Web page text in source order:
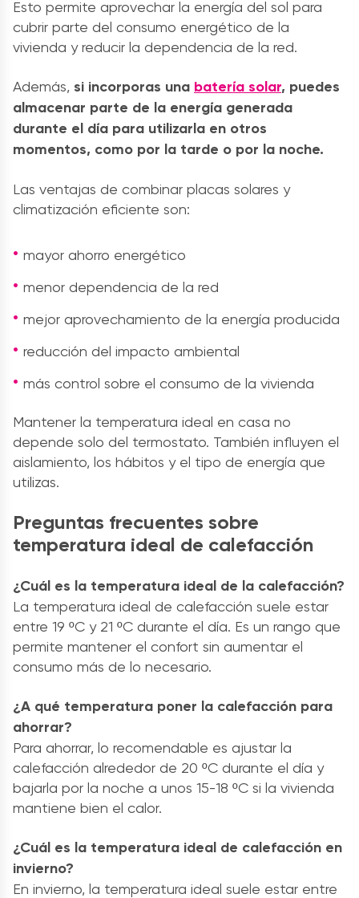
Esto permite aprovechar la energía del sol para
cubrir parte del consumo energético de la
vivienda y reducir la dependencia de la red.
Además, si incorporas una batería solar, puedes
almacenar parte de la energía generada
durante el día para utilizarla en otros
momentos, como por la tarde o por la noche.
Las ventajas de combinar placas solares y
climatización eficiente son:
mayor ahorro energético
menor dependencia de la red
mejor aprovechamiento de la energía producida
reducción del impacto ambiental
más control sobre el consumo de la vivienda
Mantener la temperatura ideal en casa no
depende solo del termostato. También influyen el
aislamiento, los hábitos y el tipo de energía que
utilizas.
Preguntas frecuentes sobre
temperatura ideal de calefacción
¿Cuál es la temperatura ideal de la calefacción?
La temperatura ideal de calefacción suele estar
entre 19 ºC y 21 ºC durante el día. Es un rango que
permite mantener el confort sin aumentar el
consumo más de lo necesario.
¿A qué temperatura poner la calefacción para
ahorrar?
Para ahorrar, lo recomendable es ajustar la
calefacción alrededor de 20 ºC durante el día y
bajarla por la noche a unos 15-18 ºC si la vivienda
mantiene bien el calor.
¿Cuál es la temperatura ideal de calefacción en
invierno?
En invierno, la temperatura ideal suele estar entre